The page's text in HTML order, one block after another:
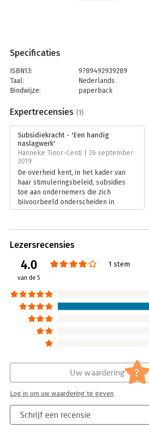
Specificaties
ISBN13:
9789492939289
Taal:
Nederlands
Bindwijze:
paperback
Uitgever:
Futuro Uitgevers
Verschijningsdatum:
30-8-2019
Hoofdrubriek: Financieel management
Expertrecensies (1)
Subsidiekracht - 'Een handig
naslagwerk'
Hanneke Tinor-Centi | 26 september
2019
De overheid kent, in het kader van
haar stimuleringsbeleid, subsidies
toe aan ondernemers die zich
bijvoorbeeld onderscheiden in
duurzaamheid of op andere wijze
projecten initiëren die een verschil
kunnen maken. Maar er zijn meer
bieden.
Lees verder
Lezersrecensies
4.0
van de 5
1 stem
Schrijf een recensie
Uw waardering ?
Log in om uw waardering te geven